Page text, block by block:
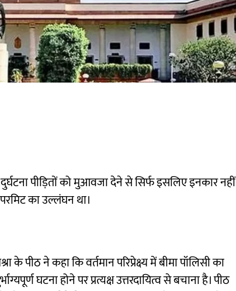
पीड़ितों को मुआवजा देने से सिर्फ इसलिए इनकार नहीं
का उल्लंघन था।
के पीठ ने कहा कि वर्तमान परिप्रेक्ष्य में बीमा पॉलिसी का
घटना होने पर प्रत्यक्ष उत्तरदायित्व से बचाना है। पीठ